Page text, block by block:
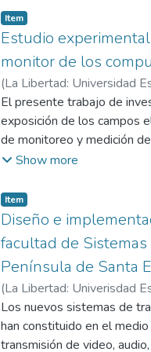
mecanismo para su
determinan rutas de
de ellas depende de la
del objeto. Se realizó los
utilizar, así mismo los
utilizaron técnicas que
prototipo. La elaboración
de fuerza tienen una parte
mostrarán los errores y el
Item
Estudio
monitor de los
(La Libertad: Universidad
Méndez, Néstor Raúl
El presente trabajo de
exposición de los campos
de monitoreo y medición
computador, estas
laboratorio rigiéndonos de
Este proyecto se lo
condiciones ambientales
necesitaran los diferentes
tan altas son las
los computadores del
un análisis estadístico para
estos tienden a influenciar
salud de los estudiantes,
Show more
Item
Diseño e
facultad de
Península de Santa
(La Libertad: Univerisdad
Dumes, Víctor
Los nuevos sistemas de
han constituido en el
transmisión de video,